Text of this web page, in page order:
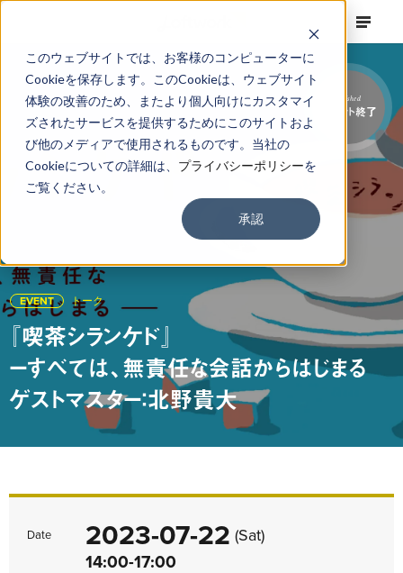
このウェブサイトでは、お客様のコンピューターに
Cookieを保存します。このCookieは、ウェブサイト
体験の改善のため、またより個人向けにカスタマイ
ズされたサービスを提供するためにこのサイトおよ
び他のメディアで使用されるものです。当社の
Cookieについての詳細は、 プライバシーポリシーを
ご覧ください。
承認
EVENT トーク
『喫茶シランケド』
ーすべては、無責任な会話からはじまる
ゲストマスター：北野貴大
Finished
イベント終了
Date 2023-07-22 (Sat)
14:00-17:00